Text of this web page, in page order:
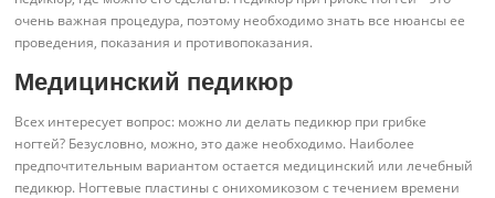
очень важная процедура, поэтому необходимо знать все нюансы ее
проведения, показания и противопоказания.
Медицинский педикюр
Всех интересует вопрос: можно ли делать педикюр при грибке
ногтей? Безусловно, можно, это даже необходимо. Наиболее
предпочтительным вариантом остается медицинский или лечебный
педикюр. Ногтевые пластины с онихомикозом с течением времени